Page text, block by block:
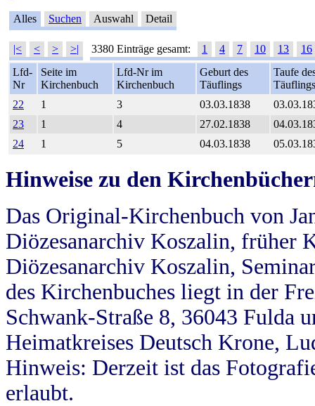
Alles Suchen Auswahl Detail
|< < > >| 3380 Einträge gesamt: 1 4 7 10 13
16
Lfd-
Nr
Seite im
Kirchenbuch
Lfd-Nr im
Kirchenbuch
Geburt des
Täuflings
Taufe
Täuflings
22
1 3 03.03.1838
23
1 4 27.02.1838
24
1 5 04.03.1838
Hinweise zu den
Das Original-Kirchenbuch von
Diözesanarchiv Koszalin, früher
Diözesanarchiv Koszalin,
des Kirchenbuches liegt in der
Schwank-Straße 8, 36043 Fulda
Heimatkreises Deutsch Krone,
Hinweis: Derzeit ist das
erlaubt.